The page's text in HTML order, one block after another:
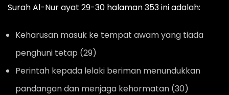
Surah Al-Nur ayat 29-30 halaman 353 ini adalah:
Keharusan masuk ke tempat awam yang tiada
penghuni tetap (29)
Perintah kepada lelaki beriman menundukkan
pandangan dan menjaga kehormatan (30)